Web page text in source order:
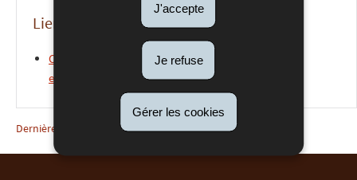
J'accepte
Je refuse
Gérer les cookies
Liens externes
Consultation publique sur la révision des directives
européennes en matière de marchés publics
Dernière mise à jour 15/12/2025